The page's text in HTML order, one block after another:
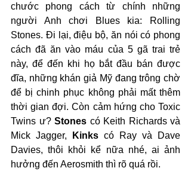
chước phong cách từ chính những
người Anh chơi Blues kia: Rolling
Stones. Đi lại, điệu bộ, ăn nói có phong
cách đã ăn vào máu của 5 gã trai trẻ
này, để đến khi họ bắt đầu bán được
đĩa, những khán giả Mỹ đang trông chờ
để bị chinh phục không phải mất thêm
thời gian đợi. Còn cảm hứng cho Toxic
Twins ư? Stones có Keith Richards và
Mick Jagger,
Kinks có Ray và Dave
Davies, thôi khỏi kể nữa nhé, ai ảnh
hưởng đến Aerosmith thì rõ quá rồi.